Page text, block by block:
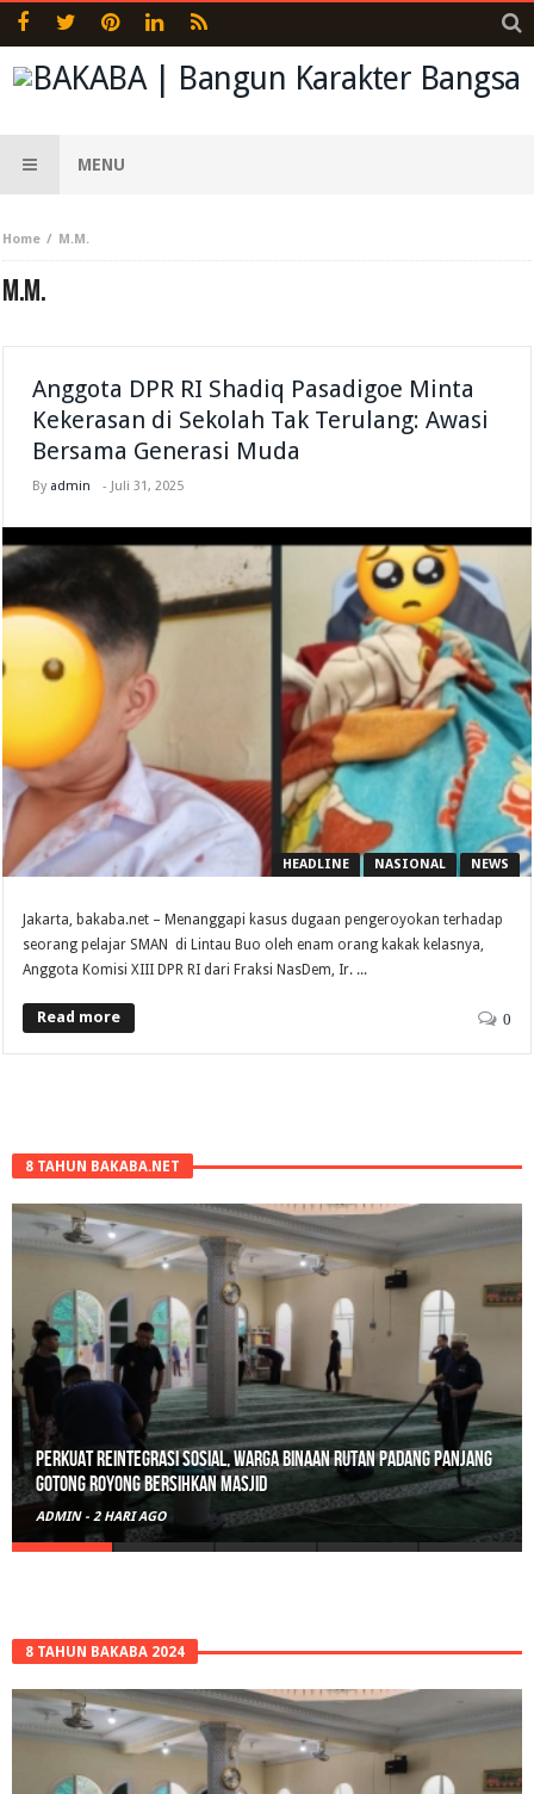
MENU
Home M.M.
M.M.
Anggota DPR RI Shadiq Pasadigoe Minta
Kekerasan di Sekolah Tak Terulang: Awasi
Bersama Generasi Muda
By admin - Juli 31, 2025
HEADLINE NASIONAL NEWS
Jakarta, bakaba.net – Menanggapi kasus dugaan pengeroyokan terhadap
seorang pelajar SMAN di Lintau Buo oleh enam orang kakak kelasnya,
Anggota Komisi XIII DPR RI dari Fraksi NasDem, Ir. ...
Read more 0
8 TAHUN BAKABA.NET
Perkuat Reintegrasi Sosial, Warga Binaan Rutan Padang Panjang
Gotong Royong Bersihkan Masjid
ADMIN - 2 HARI AGO
8 TAHUN BAKABA 2024